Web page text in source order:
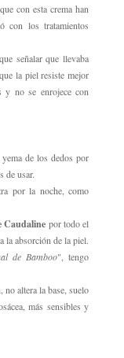
con esta crema han
con los tratamientos
señalar que llevaba
la piel resiste mejor
y no se enrojece con
de los dedos por
de usar.
por la noche, como
Caudaline por todo el
la absorción de la piel.
de Bamboo", tengo
no altera la base, suelo
más sensibles y